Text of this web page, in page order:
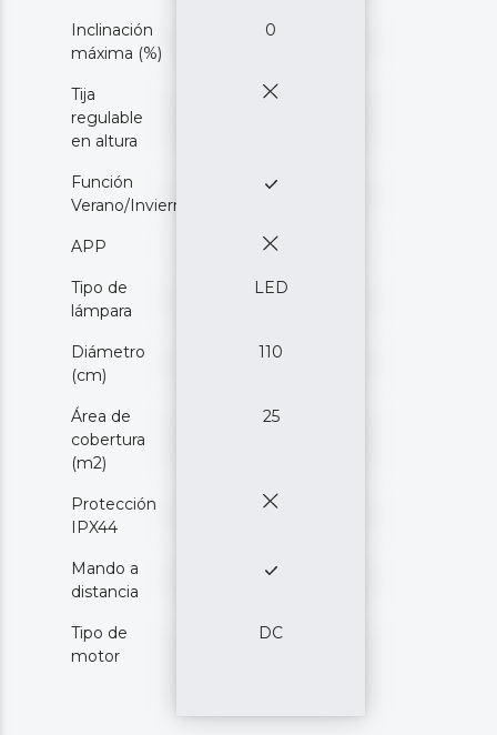
Inclinación
máxima (%)
0
Tija
regulable
en altura
Función
Verano/Invierno
APP
Tipo de
lámpara
LED
Diámetro
(cm)
110
Área de
cobertura
(m2)
25
Protección
IPX44
Mando a
distancia
Tipo de
motor
DC